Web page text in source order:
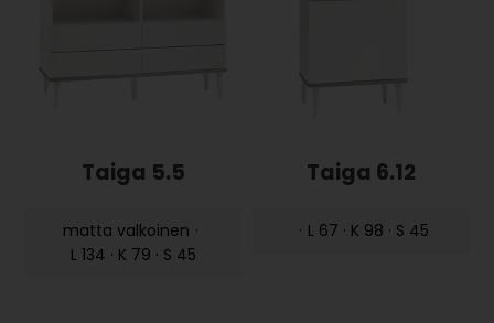
Taiga 5.5
matta valkoinen ·
L 134 · K 79 · S 45
Taiga 6.12
· L 67 · K 98 · S 45